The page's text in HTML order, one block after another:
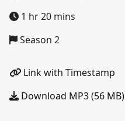
1 hr 20 mins
Season 2
Link with Timestamp
Download MP3 (56 MB)